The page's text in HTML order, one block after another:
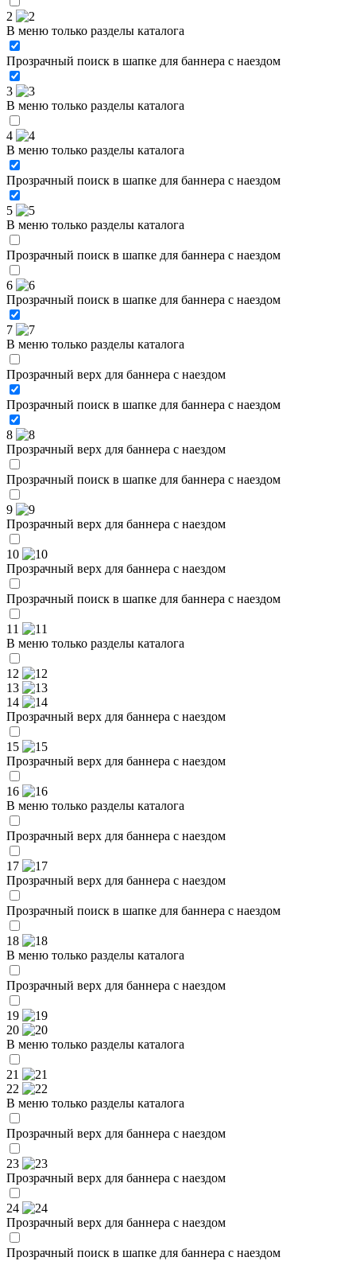
2
В меню только разделы каталога
Прозрачный поиск в шапке для баннера с наездом
3
В меню только разделы каталога
4
В меню только разделы каталога
Прозрачный поиск в шапке для баннера с наездом
5
В меню только разделы каталога
Прозрачный поиск в шапке для баннера с наездом
6
Прозрачный поиск в шапке для баннера с наездом
7
В меню только разделы каталога
Прозрачный верх для баннера с наездом
Прозрачный поиск в шапке для баннера с наездом
8
Прозрачный верх для баннера с наездом
Прозрачный поиск в шапке для баннера с наездом
9
Прозрачный верх для баннера с наездом
10
Прозрачный верх для баннера с наездом
Прозрачный поиск в шапке для баннера с наездом
11
В меню только разделы каталога
12
13
14
Прозрачный верх для баннера с наездом
15
Прозрачный верх для баннера с наездом
16
В меню только разделы каталога
Прозрачный верх для баннера с наездом
17
Прозрачный верх для баннера с наездом
Прозрачный поиск в шапке для баннера с наездом
18
В меню только разделы каталога
Прозрачный верх для баннера с наездом
19
20
В меню только разделы каталога
21
22
В меню только разделы каталога
Прозрачный верх для баннера с наездом
23
Прозрачный верх для баннера с наездом
24
Прозрачный верх для баннера с наездом
Прозрачный поиск в шапке для баннера с наездом